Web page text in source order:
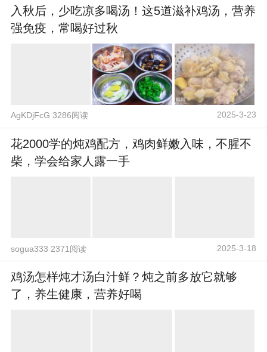
入秋后，少吃凉多喝汤！这5道滋补鸡汤，营养
强免疫，常喝好过秋
AgKDjFcG 3286阅读 2025-3-23
花2000学的炖鸡配方，鸡肉鲜嫩入味，不腥不
柴，学会给家人露一手
sogua333 2371阅读 2025-3-18
鸡汤怎样炖才汤白汁鲜？炖之前多放它就够
了，养生健康，营养好喝